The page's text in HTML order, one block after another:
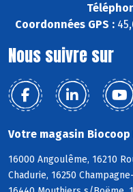
Coordonnées GPS :
Nous suivre sur
Votre magasin
16000 Angoulême, 16210
Chadurie, 16250